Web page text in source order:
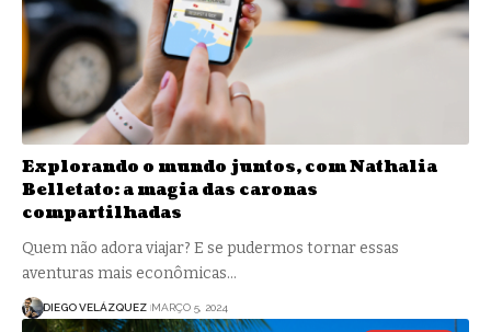
Explorando o mundo juntos, com Nathalia
Belletato: a magia das caronas
compartilhadas
Quem não adora viajar? E se pudermos tornar essas
aventuras mais econômicas…
DIEGO VELÁZQUEZ MARÇO 5, 2024